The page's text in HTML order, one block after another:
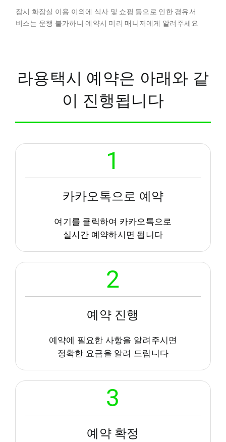
잠시 화장실 이용 이외에 식사 및 쇼핑 등으로 인한 경유서
비스는 운행 불가하니 예약시 미리 매니저에게 알려주세요
라용택시 예약은 아래와 같
이 진행됩니다
1
카카오톡으로 예약
여기를 클릭하여 카카오톡으로
실시간 예약하시면 됩니다
2
예약 진행
예약에 필요한 사항을 알려주시면
정확한 요금을 알려 드립니다
3
예약 확정